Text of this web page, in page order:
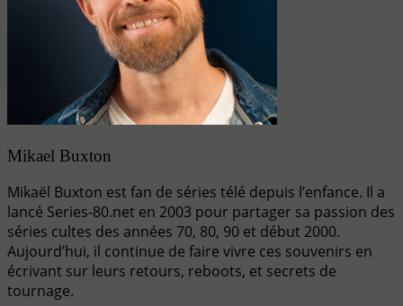
Mikael Buxton
Mikaël Buxton est fan de séries télé depuis l’enfance. Il a
lancé Series-80.net en 2003 pour partager sa passion des
séries cultes des années 70, 80, 90 et début 2000.
Aujourd’hui, il continue de faire vivre ces souvenirs en
écrivant sur leurs retours, reboots, et secrets de
tournage.